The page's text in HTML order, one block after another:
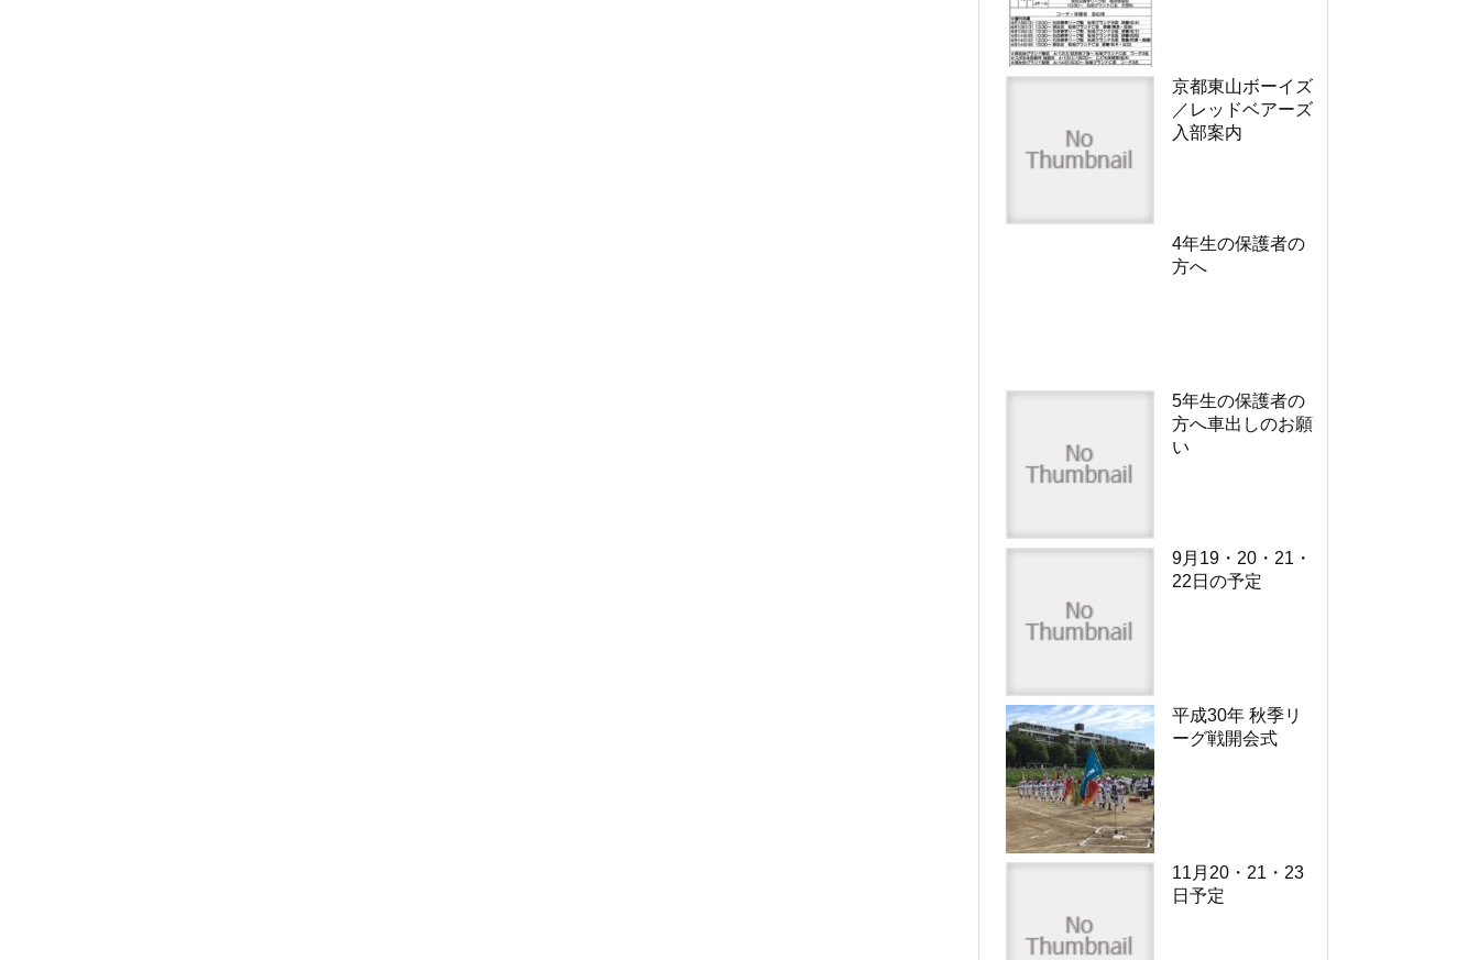
京都東山ボーイズ
／レッドベアーズ
入部案内
4年生の保護者の
方へ
5年生の保護者の
方へ車出しのお願
い
9月19・20・21・
22日の予定
平成30年 秋季リ
ーグ戦開会式
11月20・21・23
日予定